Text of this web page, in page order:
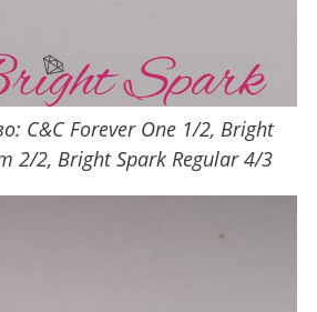
C&C Forever One 1/2, Bright
2/2, Bright Spark Regular 4/3